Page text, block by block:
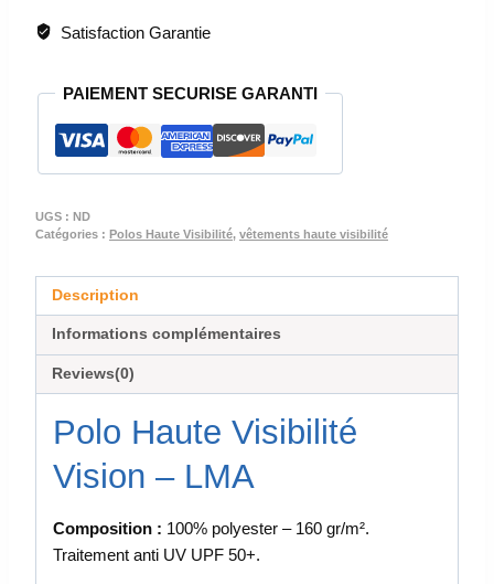
-
HAUTE
VISIBILITE
-
VISION
Satisfaction Garantie
PAIEMENT SECURISE GARANTI
UGS : ND
Catégories : Polos Haute Visibilité, vêtements haute visibilité
Description
Informations complémentaires
Reviews(0)
Polo Haute Visibilité
Vision – LMA
Composition : 100% polyester – 160 gr/m².
Traitement anti UV UPF 50+.